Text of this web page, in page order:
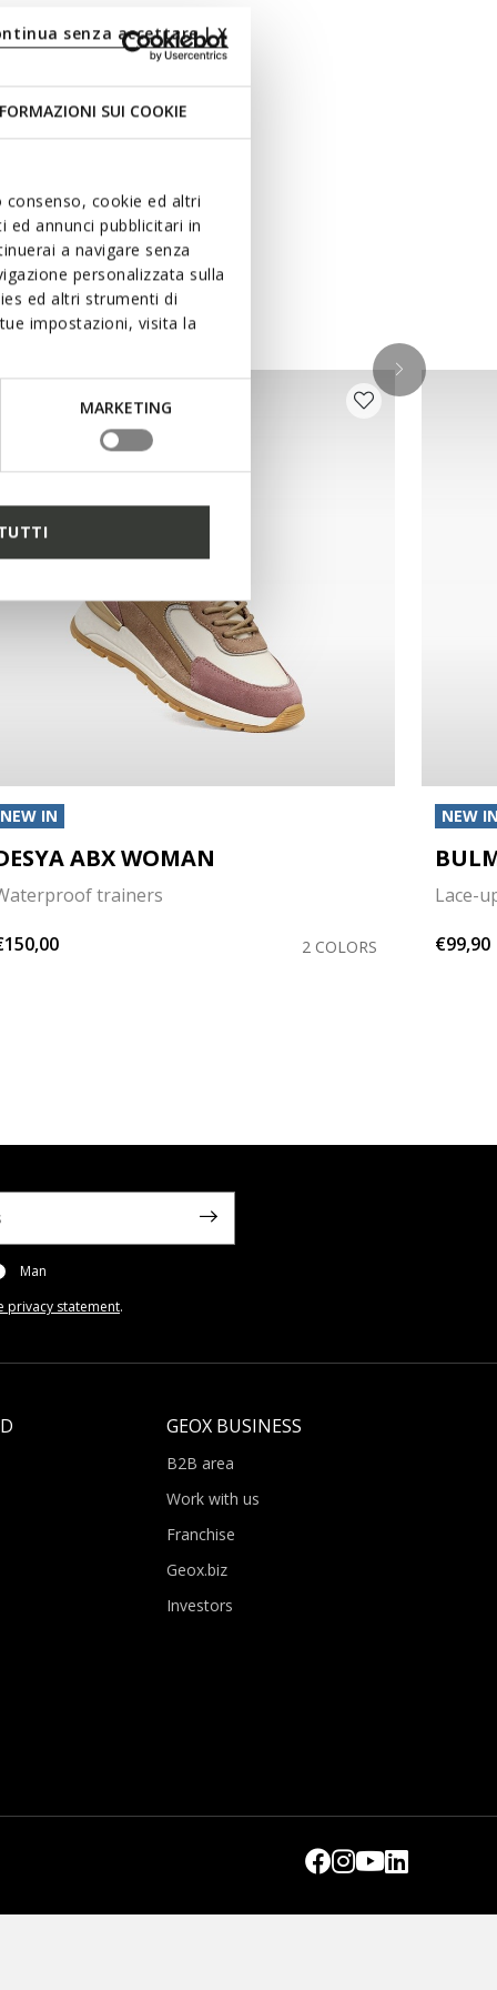
SUI COOKIE
cookie ed altri
annunci pubblicitari in
a navigare senza
personalizzata sulla
ed altri strumenti di
impostazioni, visita la
MARKETING
senza accettare | X
NEW IN
ABX WOMAN
trainers
2 COLORS
NEW
Lace-
€99,90
Man
privacy statement.
GEOX BUSINESS
B2B area
Work with us
Franchise
Geox.biz
Investors